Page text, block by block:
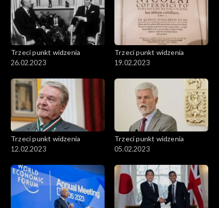
Trzeci punkt widzenia
26.02.2023
Trzeci punkt widzenia
19.02.2023
Trzeci punkt widzenia
12.02.2023
Trzeci punkt widzenia
05.02.2023